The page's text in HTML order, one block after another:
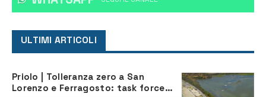
ULTIMI ARTICOLI
Priolo | Tolleranza zero a San
Lorenzo e Ferragosto: task force